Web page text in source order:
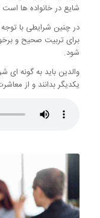
شایع در خانواده ها است
در چنین شرایطی با
برای تربیت صحیح و
شود.
والدین باید به گونه ای
یکدیگر بدانند و از